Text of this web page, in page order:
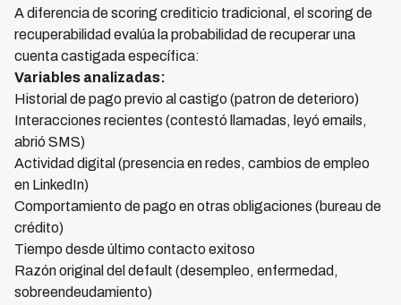
A diferencia de scoring crediticio tradicional, el scoring de
recuperabilidad evalúa la probabilidad de recuperar una
cuenta castigada específica:
Variables analizadas:
Historial de pago previo al castigo (patron de deterioro)
Interacciones recientes (contestó llamadas, leyó emails,
abrió SMS)
Actividad digital (presencia en redes, cambios de empleo
en LinkedIn)
Comportamiento de pago en otras obligaciones (bureau de
crédito)
Tiempo desde último contacto exitoso
Razón original del default (desempleo, enfermedad,
sobreendeudamiento)